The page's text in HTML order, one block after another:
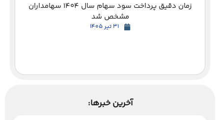
زمان دقیق پرداخت سود سهام سال 1404 سهامداران
مشخص شد
31 تیر 1405
آخرین خبرها: